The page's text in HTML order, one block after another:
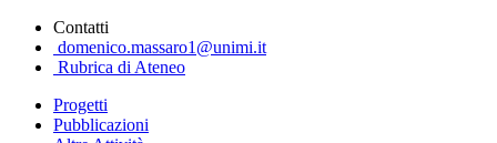
Contatti
domenico.massaro1@unimi.it
Rubrica di Ateneo
Progetti
Pubblicazioni